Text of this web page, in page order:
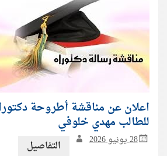
اعلان عن مناقشة أطروحة
للطالب مهدي خلوفي
28 يونيو 2026 التفاصيل